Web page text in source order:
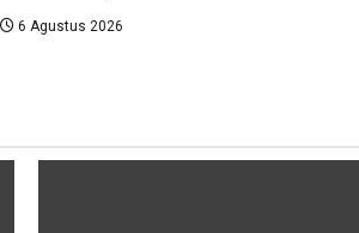
6 Agustus 2026